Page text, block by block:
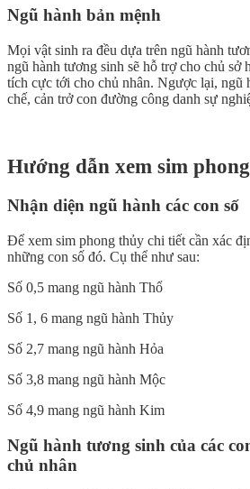
Ngũ hành bản mệnh
Mọi vật sinh ra đều dựa trên ngũ hành
ngũ hành tương sinh sẽ hỗ trợ cho chủ sở
tích cực tới cho chủ nhân. Ngược lại, ngũ
chế, cản trở con đường công danh sự
Hướng dẫn xem sim
Nhận diện ngũ hành các con số
Để xem sim phong thủy chi tiết cần xác
những con số đó. Cụ thể như sau:
Số 0,5 mang ngũ hành Thổ
Số 1, 6 mang ngũ hành Thủy
Số 2,7 mang ngũ hành Hỏa
Số 3,8 mang ngũ hành Mộc
Số 4,9 mang ngũ hành Kim
Ngũ hành tương sinh của các
chủ nhân